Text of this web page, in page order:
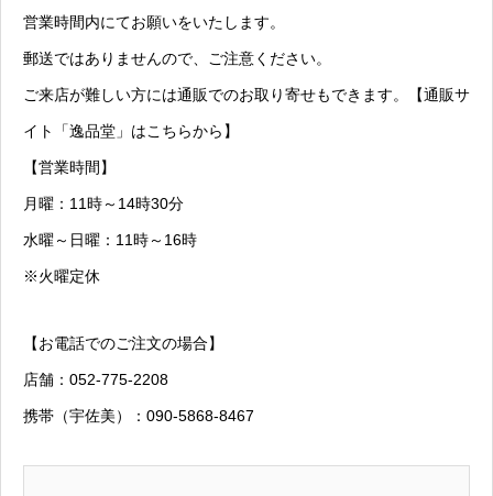
営業時間内にてお願いをいたします。
郵送ではありませんので、ご注意ください。
ご来店が難しい方には通販でのお取り寄せもできます。【通販サ
イト「逸品堂」はこちらから 】
【営業時間】
月曜：11時～14時30分
水曜～日曜：11時～16時
※火曜定休
【お電話でのご注文の場合】
店舗：052-775-2208
携帯（宇佐美）：090-5868-8467